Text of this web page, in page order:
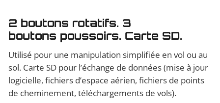
2 boutons rotatifs. 3
boutons poussoirs. Carte SD.
Utilisé pour une manipulation simplifiée en vol ou au
sol. Carte SD pour l’échange de données (mise à jour
logicielle, fichiers d’espace aérien, fichiers de points
de cheminement, téléchargements de vols).